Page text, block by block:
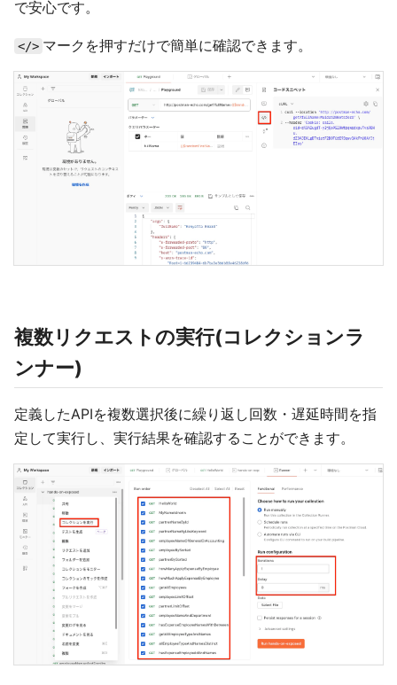
で安心です。
</> マークを押すだけで簡単に確認できます。
複数リクエストの実行(コレクションラ
ンナー)
定義したAPIを複数選択後に繰り返し回数・遅延時間を指
定して実行し、実行結果を確認することができます。